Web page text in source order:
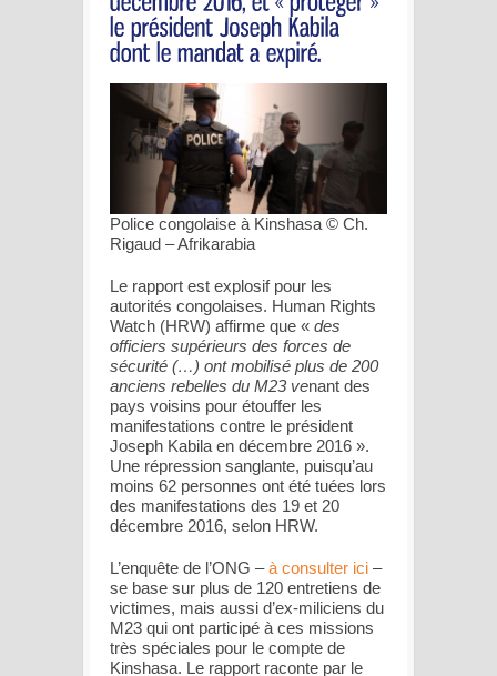
Police congolaise à Kinshasa © Ch.
Rigaud – Afrikarabia
Le rapport est explosif pour les
autorités congolaises. Human Rights
Watch (HRW) affirme que « des
officiers supérieurs des forces de
sécurité (…) ont mobilisé plus de 200
anciens rebelles du M23 venant des
pays voisins pour étouffer les
manifestations contre le président
Joseph Kabila en décembre 2016 ».
Une répression sanglante, puisqu’au
moins 62 personnes ont été tuées lors
des manifestations des 19 et 20
décembre 2016, selon HRW.
L’enquête de l’ONG –à consulter ici –
se base sur plus de 120 entretiens de
victimes, mais aussi d’ex-miliciens du
M23 qui ont participé à ces missions
très spéciales pour le compte de
Kinshasa. Le rapport raconte par le